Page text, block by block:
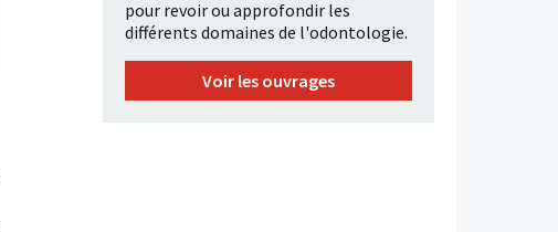
pour revoir ou approfondir les
différents domaines de l'odontologie.
Voir les ouvrages